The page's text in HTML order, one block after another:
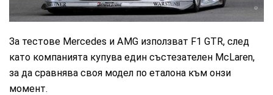
За тестове Mercedes и AMG използват F1 GTR, след
като компанията купува един състезателен McLaren,
за да сравнява своя модел по еталона към онзи
момент.